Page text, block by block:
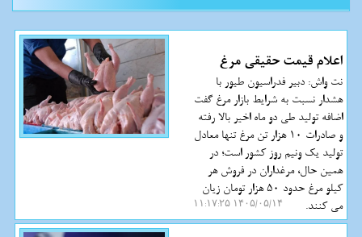
اعلام قیمت حقیقی مرغ
نت واش: دبیر فدراسیون طیور با
هشدار نسبت به شرایط بازار مرغ گفت
اضافه تولید طی دو ماه اخیر بالا رفته
و صادرات 10 هزار تن مرغ تنها معادل
تولید یک ونیم روز کشور است؛ در
همین حال، مرغداران در فروش هر
کیلو مرغ حدود 50 هزار تومان زیان
می کنند.
۱۴۰۵/۰۵/۱۴ ۱۱:۱۷:۲۵